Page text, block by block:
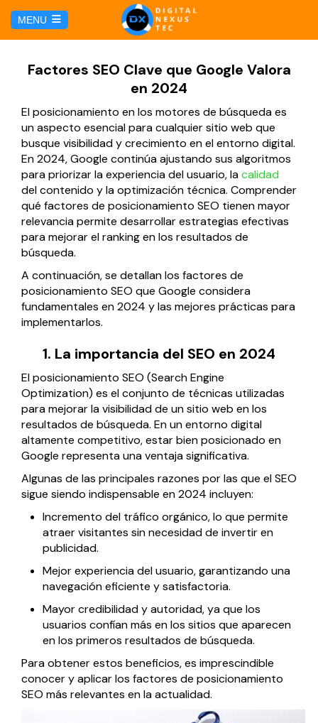
MENU
Hosting y Dominio
Gestión de Redes Sociales
Brand Book
Soluciones TI
Soporte Técnico
PÁGINAS
Página web para Agencias de Viaje
Página web para Hoteles
Página web para Restaurantes
Página web para Tiendas Virtuales
MARKETING DIGITAL
Marketing por Facebook
BLOG
CONTÁCTANOS
Factores SEO Clave que Google Valora
en 2024
El posicionamiento en los motores de búsqueda es
un aspecto esencial para cualquier sitio web que
busque visibilidad y crecimiento en el entorno digital.
En 2024, Google continúa ajustando sus algoritmos
para priorizar la experiencia del usuario, lacalidad
del contenido y la optimización técnica. Comprender
qué factores de posicionamiento SEO tienen mayor
relevancia permite desarrollar estrategias efectivas
para mejorar el ranking en los resultados de
búsqueda.
A continuación, se detallan los factores de
posicionamiento SEO que Google considera
fundamentales en 2024 y las mejores prácticas para
implementarlos.
1. La importancia del SEO en 2024
El posicionamiento SEO (Search Engine
Optimization) es el conjunto de técnicas utilizadas
para mejorar la visibilidad de un sitio web en los
resultados de búsqueda. En un entorno digital
altamente competitivo, estar bien posicionado en
Google representa una ventaja significativa.
Algunas de las principales razones por las que el SEO
sigue siendo indispensable en 2024 incluyen:
Incremento del tráfico orgánico, lo que permite
atraer visitantes sin necesidad de invertir en
publicidad.
Mejor experiencia del usuario, garantizando una
navegación eficiente y satisfactoria.
Mayor credibilidad y autoridad, ya que los
usuarios confían más en los sitios que aparecen
en los primeros resultados de búsqueda.
Para obtener estos beneficios, es imprescindible
conocer y aplicar los factores de posicionamiento
SEO más relevantes en la actualidad.